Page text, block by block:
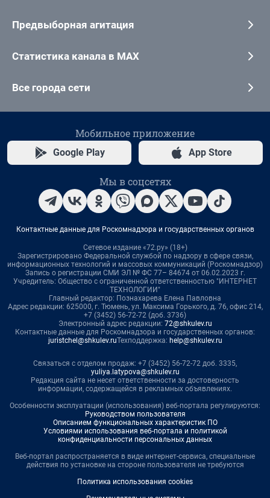
Предвыборная агитация
Статистика канала в MAX
Все города сети
Мобильное приложение
Google Play App Store
Мы в соцсетях
Контактные данные для Роскомнадзора и государственных органов
Сетевое издание «72.ру» (18+)
Зарегистрировано Федеральной службой по надзору в сфере связи,
информационных технологий и массовых коммуникаций (Роскомнадзор)
Запись о регистрации СМИ ЭЛ № ФС 77– 84674 от 06.02.2023 г.
Учредитель: Общество с ограниченной ответственностью "ИНТЕРНЕТ
ТЕХНОЛОГИИ"
Главный редактор: Познахарева Елена Павловна
Адрес редакции: 625000, г. Тюмень, ул. Максима Горького, д. 76, офис 214,
+7 (3452) 56-72-72 (доб. 3736)
Электронный адрес редакции: 72@shkulev.ru
Контактные данные для Роскомнадзора и государственных органов:
juristchel@shkulev.ruТехподдержка: help@shkulev.ru
Связаться с отделом продаж: +7 (3452) 56-72-72 доб. 3335,
yuliya.latypova@shkulev.ru
Редакция сайта не несет ответственности за достоверность
информации, содержащейся в рекламных объявлениях.
Особенности эксплуатации (использования) веб-портала регулируются:
Руководством пользователя
Описанием функциональных характеристик ПО
Условиями использования веб-портала и политикой
конфиденциальности персональных данных
Веб-портал распространяется в виде интернет-сервиса, специальные
действия по установке на стороне пользователя не требуются
Политика использования cookies